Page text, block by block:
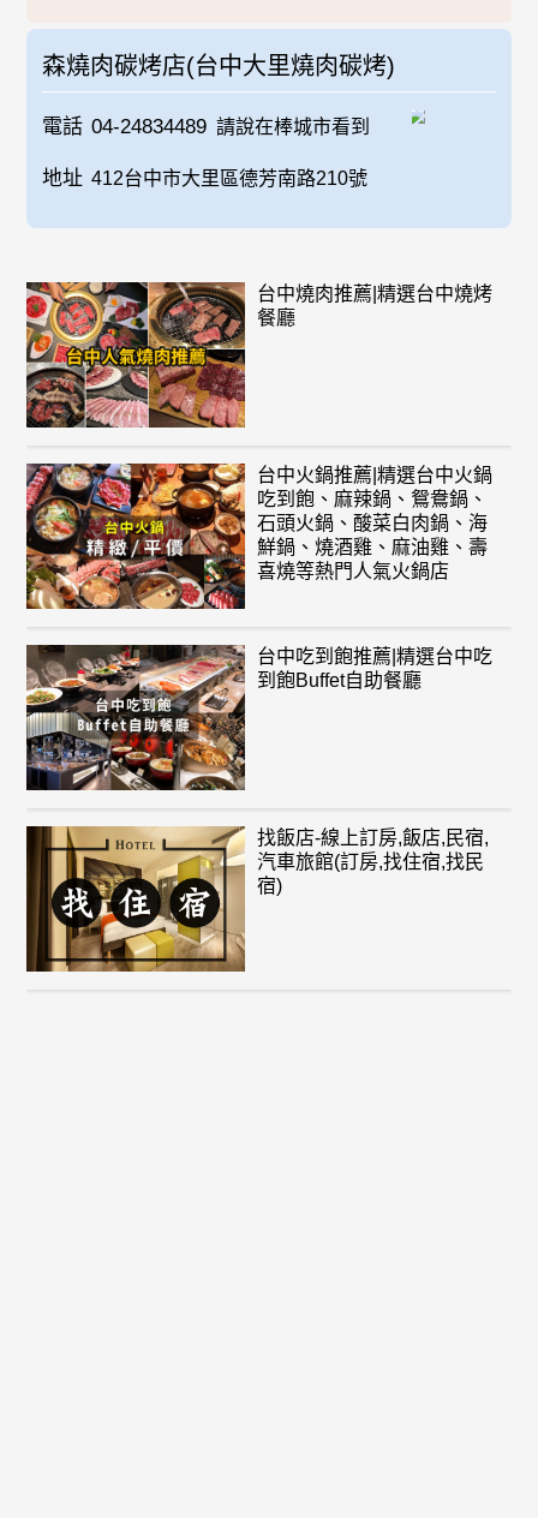
森燒肉碳烤店(台中大里燒肉碳烤)
電話 04-24834489 請說在棒城市看到
地址 412台中市大里區德芳南路210號
台中燒肉推薦|精選台中燒烤
餐廳
台中火鍋推薦|精選台中火鍋
吃到飽、麻辣鍋、鴛鴦鍋、
石頭火鍋、酸菜白肉鍋、海
鮮鍋、燒酒雞、麻油雞、壽
喜燒等熱門人氣火鍋店
台中吃到飽推薦|精選台中吃
到飽Buffet自助餐廳
找飯店-線上訂房,飯店,民宿,
汽車旅館(訂房,找住宿,找民
宿)